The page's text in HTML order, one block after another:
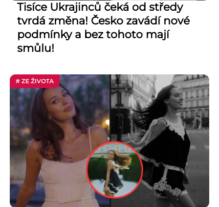
Tisíce Ukrajinců čeká od středy
tvrdá změna! Česko zavádí nové
podmínky a bez tohoto mají
smůlu!
# ZE ŽIVOTA